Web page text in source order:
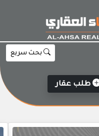
بحث سريع
طلب عقار